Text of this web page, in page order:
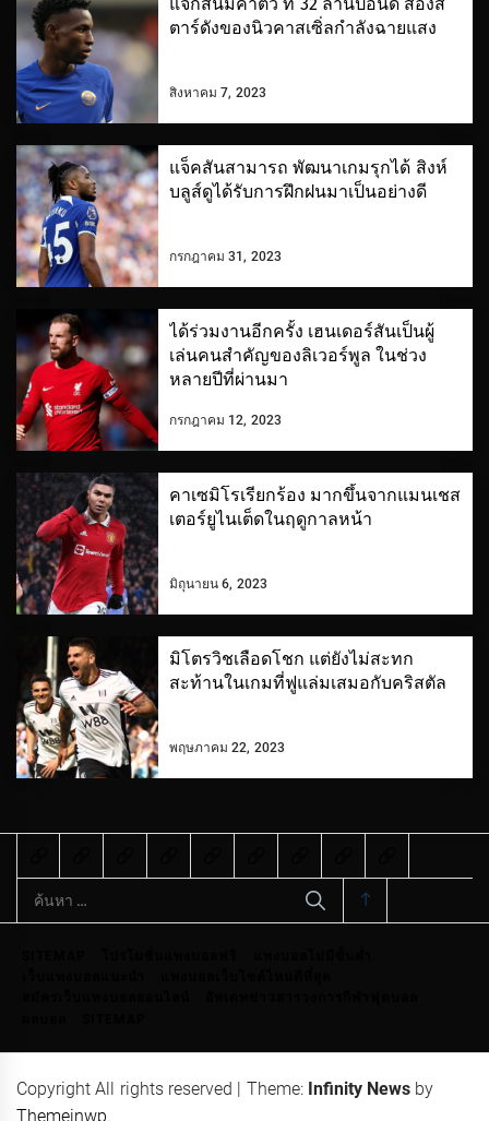
แจ็กสันมีค่าตัว ที่ 32 ล้านปอนด์ สองส
ตาร์ดังของนิวคาสเซิ่ลกำลังฉายแสง
สิงหาคม 7, 2023
แจ็คสันสามารถ พัฒนาเกมรุกได้ สิงห์
บลูส์ดูได้รับการฝึกฝนมาเป็นอย่างดี
กรกฎาคม 31, 2023
ได้ร่วมงานอีกครั้ง เฮนเดอร์สันเป็นผู้
เล่นคนสำคัญของลิเวอร์พูล ในช่วง
หลายปีที่ผ่านมา
กรกฎาคม 12, 2023
คาเซมิโรเรียกร้อง มากขึ้นจากแมนเชส
เตอร์ยูไนเต็ดในฤดูกาลหน้า
มิถุนายน 6, 2023
มิโตรวิชเลือดโชก แต่ยังไม่สะทก
สะท้านในเกมที่ฟูแล่มเสมอกับคริสตัล
พฤษภาคม 22, 2023
ค้นหา
สำหรับ:
Copyright All rights reserved | Theme: Infinity News by
Themeinwp.